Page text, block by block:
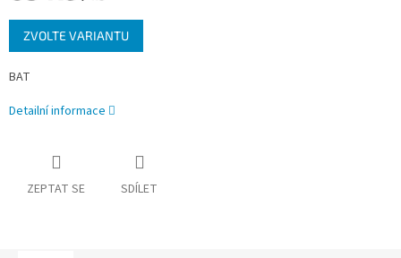
Měrná
cena:
ZVOLTE VARIANTU
BAT
Detailní informace
ZEPTAT SE SDÍLET